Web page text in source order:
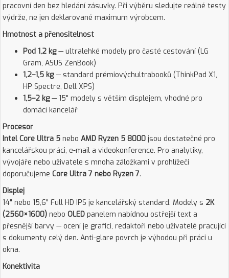
pracovní den bez hledání zásuvky. Při výběru sledujte reálné testy
výdrže, ne jen deklarované maximum výrobcem.
Hmotnost a přenositelnost
Pod 1,2 kg— ultralehké modely pro časté cestování (LG
Gram, ASUS ZenBook)
1,2–1,5 kg— standard prémiovýchultrabooků (ThinkPad X1,
HP Spectre, Dell XPS)
1,5–2 kg— 15" modely s větším displejem, vhodné pro
domácí kancelář
Procesor
Intel Core Ultra 5 nebo AMD Ryzen 5 8000 jsou dostatečné pro
kancelářskou práci, e-mail a videokonference. Pro analytiky,
vývojáře nebo uživatele s mnoha záložkami v prohlížeči
doporučujeme Core Ultra 7 nebo Ryzen 7.
Displej
14" nebo 15,6" Full HD IPS je kancelářský standard. Modely s 2K
(2560×1600) nebo OLED panelem nabídnou ostřejší text a
přesnější barvy — ocení je grafici, redaktoři nebo uživatelé pracující
s dokumenty celý den. Anti-glare povrch je výhodou při práci u
okna.
Konektivita